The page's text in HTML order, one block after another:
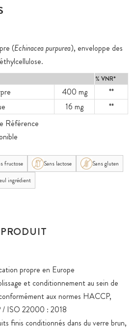
(Echinacea purpurea), enveloppe des
% VNR*
400 mg
**
16 mg
**
Référence
fructose Sans lactose
Sans gluten
ingrédient
propre en Europe
et conditionnement au sein de
aux normes HACCP,
/ ISO 22000 : 2018
finis conditionnés dans du verre brun,